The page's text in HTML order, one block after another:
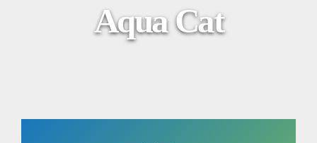
Aqua Cat